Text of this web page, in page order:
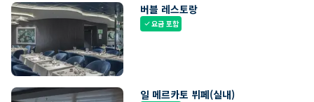
버블 레스토랑
check요금 포함
일 메르카토 뷔페(실내)